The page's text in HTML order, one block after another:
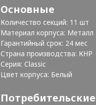
Основные
Количество секций: 11 шт
Материал корпуса: Металл
Гарантийный срок: 24 мес
Страна производства: КНР
Серия: Classic
Цвет корпуса: Белый
Потребительские